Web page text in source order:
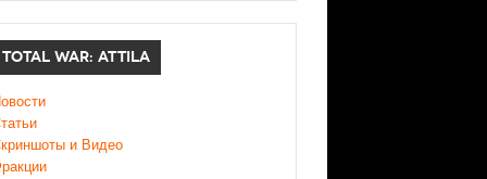
TOTAL WAR: ATTILA
и Видео